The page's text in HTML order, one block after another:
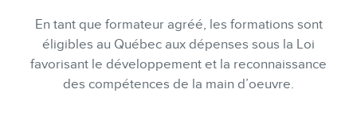
En tant que formateur agréé, les formations sont
éligibles au Québec aux dépenses sous la Loi
favorisant le développement et la reconnaissance
des compétences de la main d’oeuvre.